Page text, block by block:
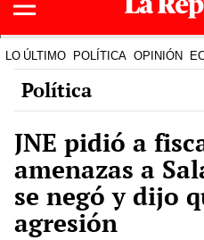
LO ÚLTIMO POLÍTICA OPINIÓN
Política
JNE pidió a
amenazas a
se negó y dijo
agresión